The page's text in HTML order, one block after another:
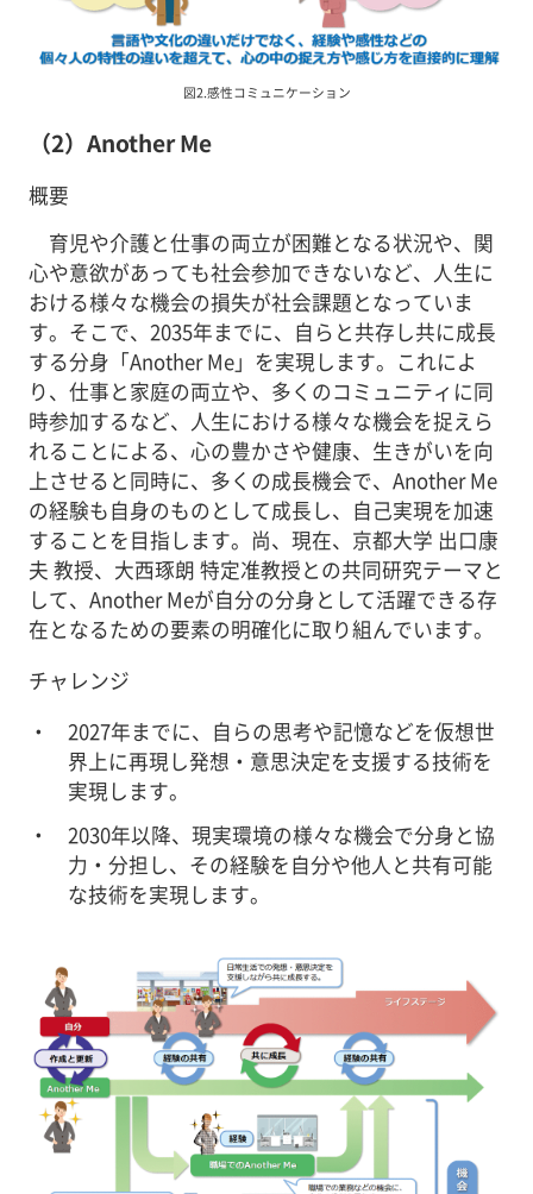
図2.感性コミュニケーション
（2）Another Me
概要
育児や介護と仕事の両立が困難となる状況や、関
心や意欲があっても社会参加できないなど、人生に
おける様々な機会の損失が社会課題となっていま
す。そこで、2035年までに、自らと共存し共に成長
する分身「Another Me」を実現します。これによ
り、仕事と家庭の両立や、多くのコミュニティに同
時参加するなど、人生における様々な機会を捉えら
れることによる、心の豊かさや健康、生きがいを向
上させると同時に、多くの成長機会で、Another Me
の経験も自身のものとして成長し、自己実現を加速
することを目指します。尚、現在、京都大学 出口康
夫 教授、大西琢朗 特定准教授との共同研究テーマと
して、Another Meが自分の分身として活躍できる存
在となるための要素の明確化に取り組んでいます。
チャレンジ
2027年までに、自らの思考や記憶などを仮想世
界上に再現し発想・意思決定を支援する技術を
実現します。
2030年以降、現実環境の様々な機会で分身と協
力・分担し、その経験を自分や他人と共有可能
な技術を実現します。